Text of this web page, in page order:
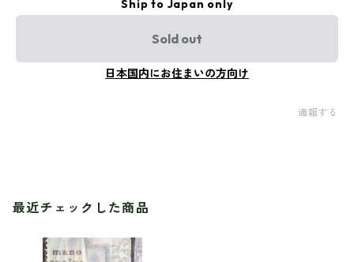
Ship to Japan only
Sold out
日本国内にお住まいの方向け
通報する
最近チェックした商品